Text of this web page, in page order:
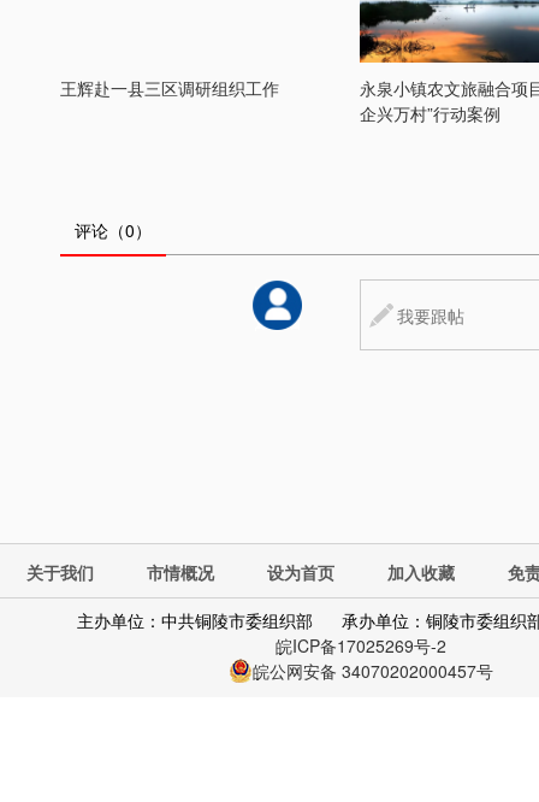
王辉赴一县三区调研组织工作
永泉小镇农文旅融合项
企兴万村”行动案例
评论 （0）
关于我们 市情概况 设为首页 加入收藏
免
主办单位：中共铜陵市委组织部
承办单位：铜陵市委组织
皖ICP备17025269号-2
皖公网安备 34070202000457号